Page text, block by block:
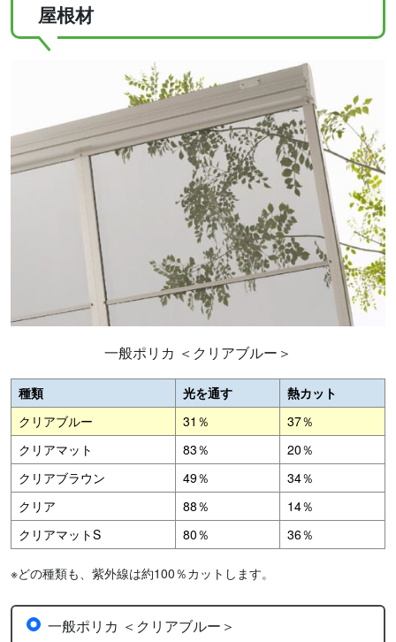
屋根材
一般ポリカ ＜クリアブルー＞
種類 光を通す
熱カット
クリアブルー
31％
37％
クリアマット
83％
20％
クリアブラウン
49％
34％
クリア
88％
14％
クリアマットS
80％ 36％
※どの種類も、紫外線は約100％カットします。
一般ポリカ ＜クリアブルー＞